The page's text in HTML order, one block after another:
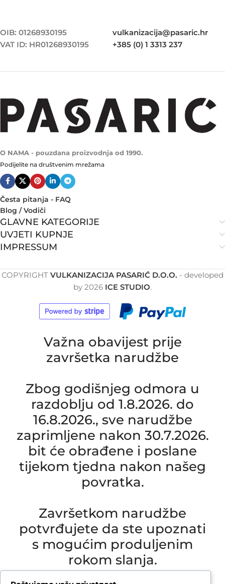
OIB: 01268930195
VAT ID: HR01268930195
vulkanizacija@pasaric.hr
+385 (0) 1 3313 237
O NAMA - pouzdana proizvodnja od 1990.
Podijelite na društvenim mrežama
Česta pitanja - FAQ
Blog / Vodiči
GLAVNE KATEGORIJE
UVJETI KUPNJE
IMPRESSUM
COPYRIGHT VULKANIZACIJA PASARIĆ D.O.O. - developed
by 2026 ICE STUDIO.
Važna obavijest prije
završetka narudžbe
Zbog godišnjeg odmora u
razdoblju od 1.8.2026. do
16.8.2026., sve narudžbe
zaprimljene nakon 30.7.2026.
bit će obrađene i poslane
tijekom tjedna nakon našeg
povratka.
Završetkom narudžbe
potvrđujete da ste upoznati
s mogućim produljenim
rokom slanja.
Due to our annual holiday from 1 August 2026 to